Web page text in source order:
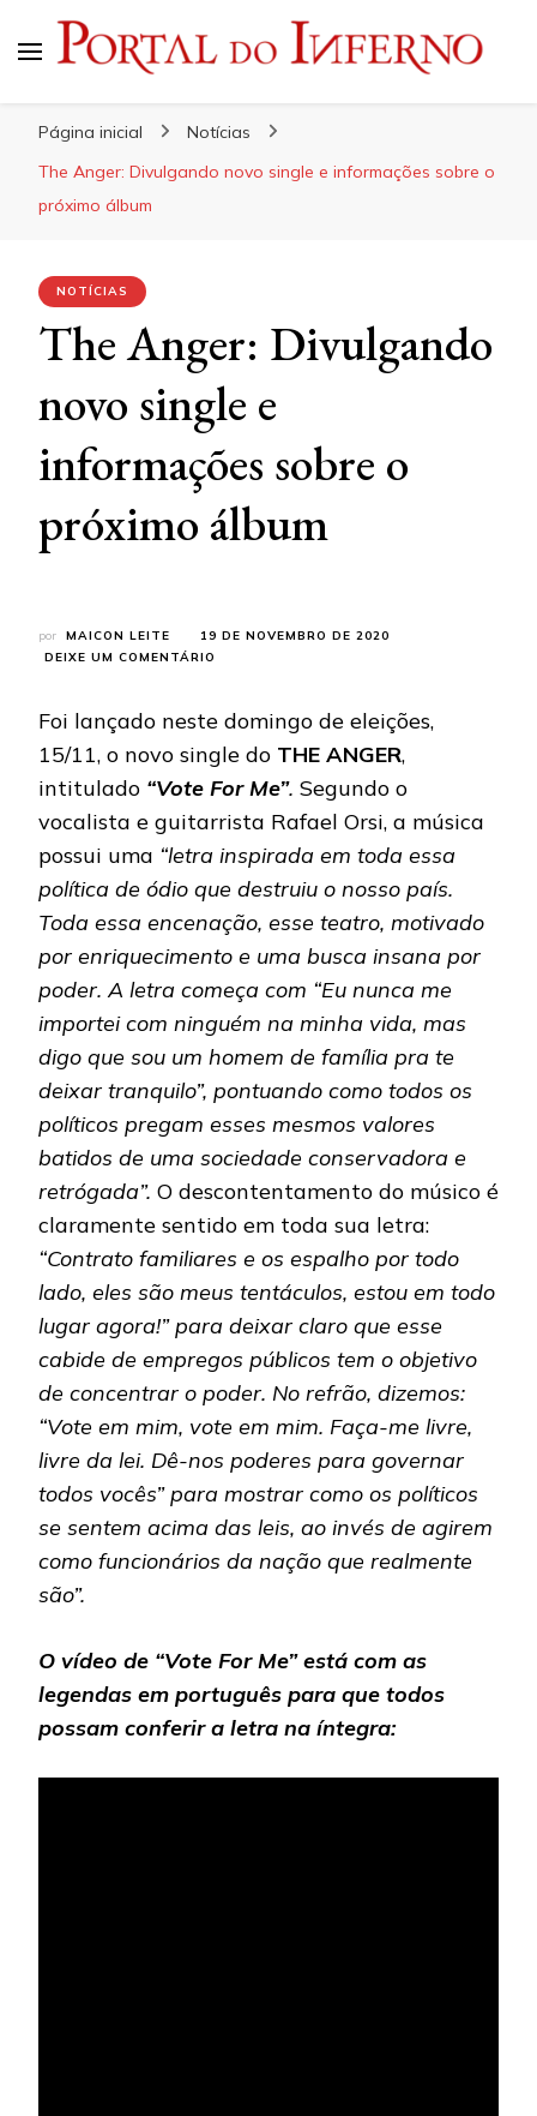
Página inicial
Notícias
The Anger: Divulgando novo single e informações sobre o
próximo álbum
NOTÍCIAS
The Anger: Divulgando
novo single e
informações sobre o
próximo álbum
por MAICON LEITE
19 DE NOVEMBRO DE 2020
DEIXE UM COMENTÁRIO
DIVULGANDO
SINGLE
E
SOBRE
O
PRÓXIMO
ÁLBUM
Foi lançado neste domingo de eleições,
15/11, o novo single do THE ANGER,
intitulado “Vote For Me”. Segundo o
vocalista e guitarrista Rafael Orsi, a música
possui uma “letra inspirada em toda essa
política de ódio que destruiu o nosso país.
Toda essa encenação, esse teatro, motivado
por enriquecimento e uma busca insana por
poder. A letra começa com “Eu nunca me
importei com ninguém na minha vida, mas
digo que sou um homem de família pra te
deixar tranquilo”, pontuando como todos os
políticos pregam esses mesmos valores
batidos de uma sociedade conservadora e
retrógada”. O descontentamento do músico é
claramente sentido em toda sua letra:
“Contrato familiares e os espalho por todo
lado, eles são meus tentáculos, estou em todo
lugar agora!” para deixar claro que esse
cabide de empregos públicos tem o objetivo
de concentrar o poder. No refrão, dizemos:
“Vote em mim, vote em mim. Faça-me livre,
livre da lei. Dê-nos poderes para governar
todos vocês” para mostrar como os políticos
se sentem acima das leis, ao invés de agirem
como funcionários da nação que realmente
são”.
O vídeo de “Vote For Me” está com as
legendas em português para que todos
possam conferir a letra na íntegra: